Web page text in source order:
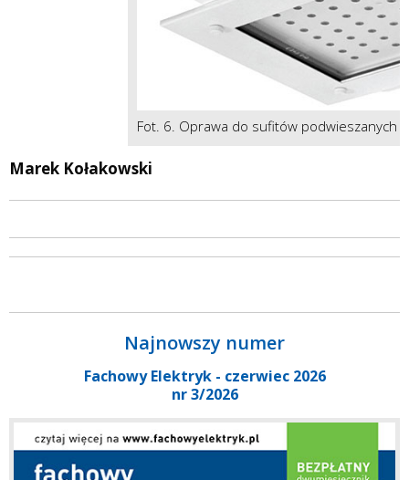
Fot. 6. Oprawa do sufitów podwieszanych
Marek Kołakowski
Najnowszy numer
Fachowy Elektryk - czerwiec 2026
nr 3/2026